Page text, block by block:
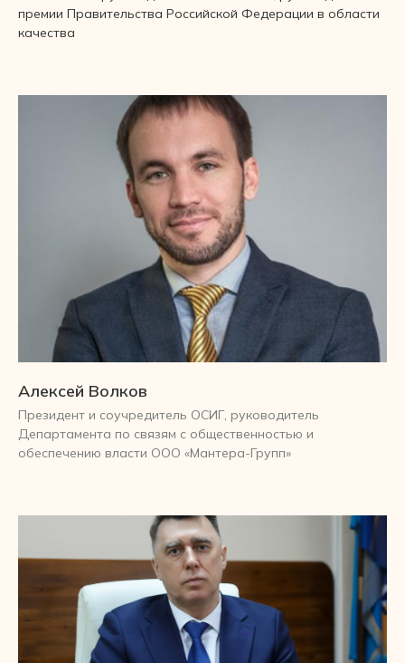
премии Правительства Российской Федерации в области
качества
Алексей Волков
Президент и соучредитель ОСИГ, руководитель
Департамента по связям с общественностью и
обеспечению власти ООО «Мантера-Групп»